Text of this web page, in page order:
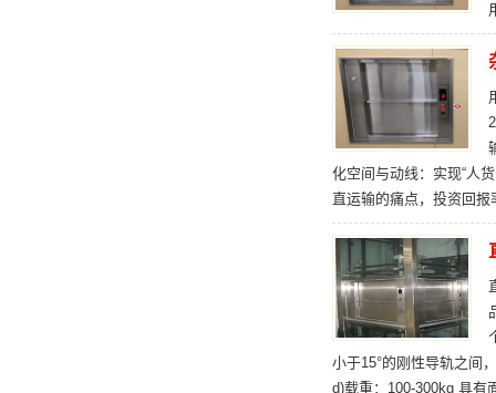
化空间与动线：实现“人
直运输的痛点，投资回报
小于15°的刚性导轨之间
d)载重：100-300kg 具有